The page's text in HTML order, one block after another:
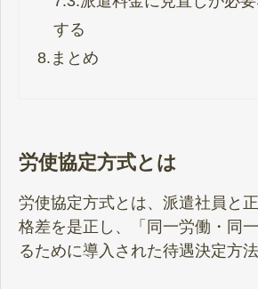
する
8. まとめ
労使協定方式とは
労使協定方式とは、派遣社員と
格差を是正し、「同一労働・同
るために導入された待遇決定方